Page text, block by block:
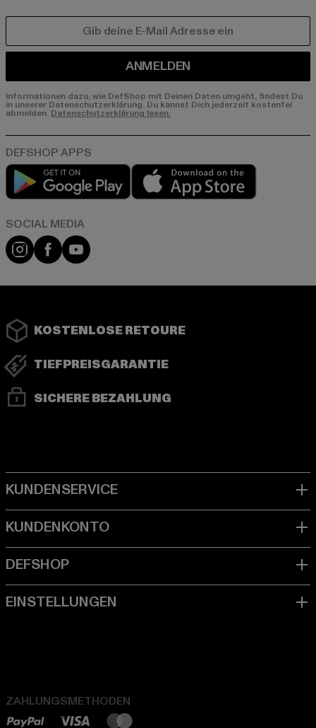
ANMELDEN
Informationen dazu, wie DefShop mit Deinen Daten umgeht, findest Du
in unserer Datenschutzerklärung. Du kannst Dich jederzeit kostenfei
abmelden. Datenschutzerklärung lesen.
Play market
Instagram
FacebookYouTube
KOSTENLOSE RETOURE
TIEFPREISGARANTIE
SICHERE BEZAHLUNG
ZAHLUNGSMETHODEN